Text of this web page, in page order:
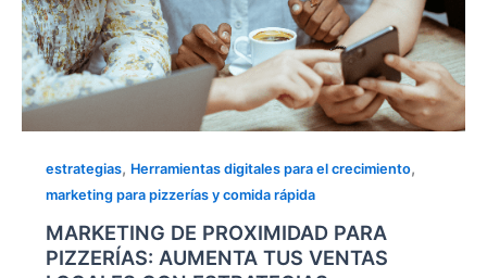
estrategias, Herramientas digitales para el crecimiento,
marketing para pizzerías y comida rápida
MARKETING DE PROXIMIDAD PARA
PIZZERÍAS: AUMENTA TUS VENTAS